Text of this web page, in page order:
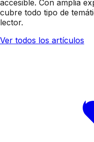
accesible. Con amplia
cubre todo tipo de
lector.
Ver todos los artículos